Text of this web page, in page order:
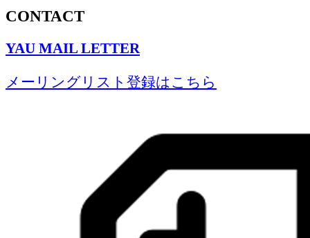
CONTACT
YAU MAIL LETTER
メーリングリスト登録はこちら